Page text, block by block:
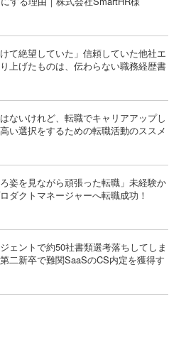
て絶望していた」信頼していた他社エ
上げたものは、伝わらない職務経歴書
ないけれど、転職でキャリアアップし
い選択をするための転職活動のススメ
ろ姿を見ながら頑張った転職」未経験か
ダクトマネージャーへ転職成功！
ェントで約50社書類選考落ちしてしま
二新卒で難関SaaSのCS内定を獲得す